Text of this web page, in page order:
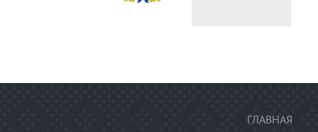
ГЛАВНАЯ